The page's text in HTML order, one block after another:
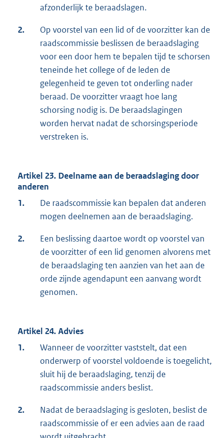
afzonderlijk te beraadslagen.
2.
Op voorstel van een lid of de voorzitter kan de
raadscommissie beslissen de beraadslaging
voor een door hem te bepalen tijd te schorsen
teneinde het college of de leden de
gelegenheid te geven tot onderling nader
beraad. De voorzitter vraagt hoe lang
schorsing nodig is. De beraadslagingen
worden hervat nadat de schorsingsperiode
verstreken is.
Artikel 23. Deelname aan de beraadslaging door
anderen
1.
De raadscommissie kan bepalen dat anderen
mogen deelnemen aan de beraadslaging.
2.
Een beslissing daartoe wordt op voorstel van
de voorzitter of een lid genomen alvorens met
de beraadslaging ten aanzien van het aan de
orde zijnde agendapunt een aanvang wordt
genomen.
Artikel 24. Advies
1.
Wanneer de voorzitter vaststelt, dat een
onderwerp of voorstel voldoende is toegelicht,
sluit hij de beraadslaging, tenzij de
raadscommissie anders beslist.
2.
Nadat de beraadslaging is gesloten, beslist de
raadscommissie of er een advies aan de raad